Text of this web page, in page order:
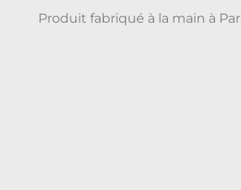
Produit fabriqué à la main à